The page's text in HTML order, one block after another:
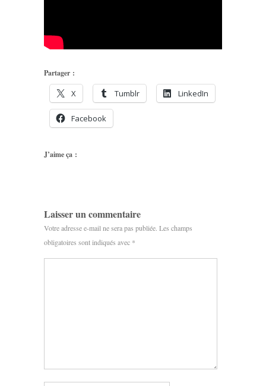
Partager :
X Tumblr LinkedIn
Facebook
J’aime ça :
Laisser un commentaire
Votre adresse e-mail ne sera pas publiée. Les champs
obligatoires sont indiqués avec *